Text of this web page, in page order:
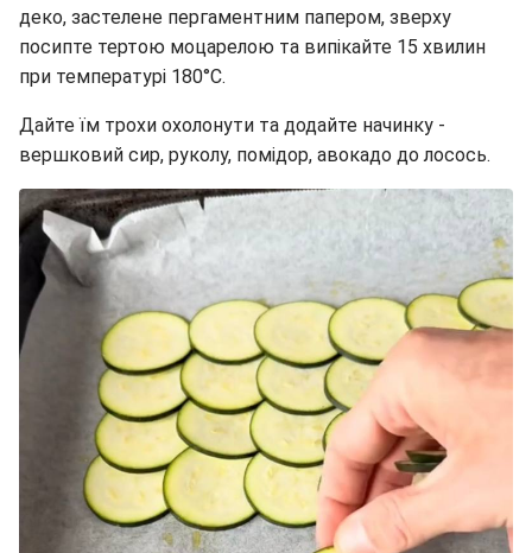
деко, застелене пергаментним папером, зверху
посипте тертою моцарелою та випікайте 15 хвилин
при температурі 180°C.
Дайте їм трохи охолонути та додайте начинку -
вершковий сир, руколу, помідор, авокадо до лосось.